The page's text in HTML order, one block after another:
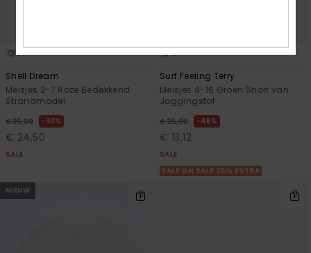
1
Shell Dream
Meisjes 2-7 Roze Bedekkend
Strandmodel
€ 35,00 30%
€ 24,50
SALE
4
Surf Feeling Terry
Meisjes 4-16 Groen Short van
Joggingstof
€ 25,00 48%
€ 13,12
SALE
SALE ON SALE 25% EXTRA
NIEUW